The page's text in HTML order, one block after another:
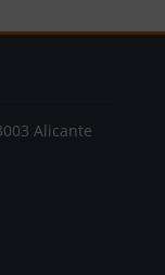
Alicante